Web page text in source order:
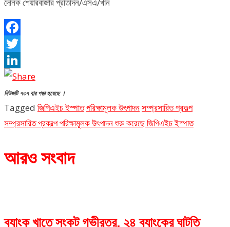
দৈনিক শেয়ারবাজার প্রতিদিন/এসএ/খান
Facebook
Twitter
LinkedIn
নিউজটি ৭৩৭ বার পড়া হয়েছে ।
Tagged জিপিএইচ ইস্পাতপরিক্ষামূলক উৎপাদনসম্প্রসারিত প্রকল্প
সম্প্রসারিত প্রকল্পে পরিক্ষামূলক উৎপাদন শুরু করেছে জিপিএইচ ইস্পাত
আরও সংবাদ
ব্যাংক খাতে সংকট গভীরতর, ২৪ ব্যাংকের ঘাটতি